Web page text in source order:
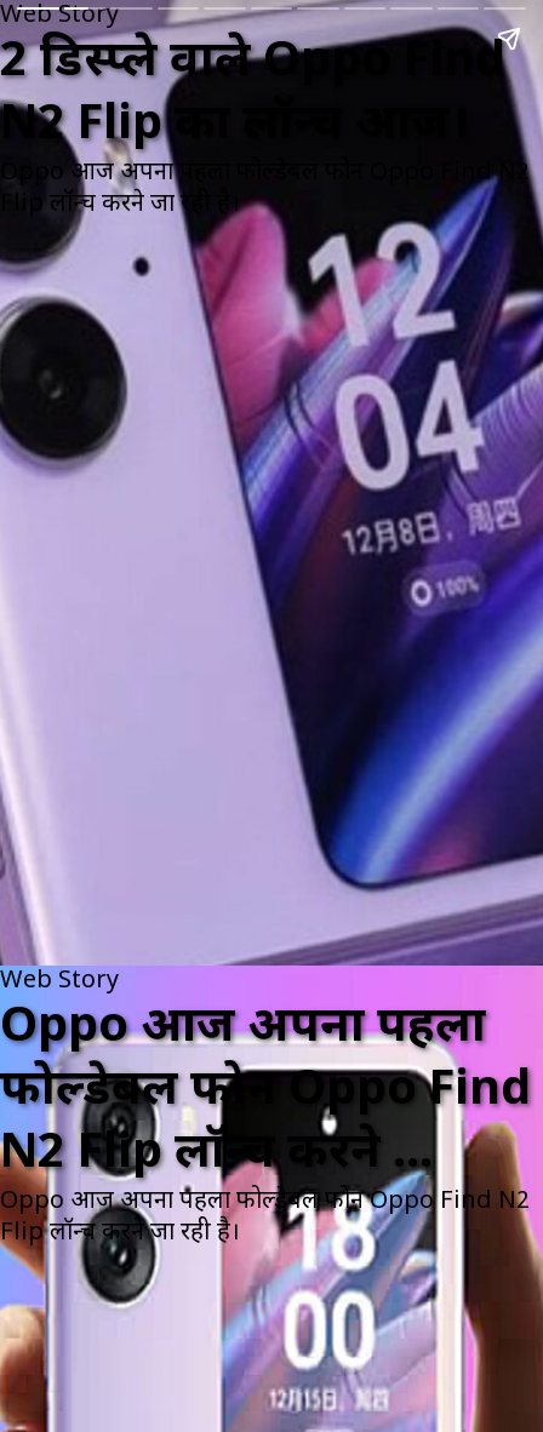
Web Story
2 डिस्प्ले वाले Oppo Find
N2 Flip का लॉन्च आज।
Oppo आज अपना पहला फोल्डेबल फोन Oppo Find N2
Flip लॉन्च करने जा रही है।
Web Story
Oppo आज अपना पहला
फोल्डेबल फोन Oppo Find
N2 Flip लॉन्च करने ...
Oppo आज अपना पहला फोल्डेबल फोन Oppo Find N2
Flip लॉन्च करने जा रही है।